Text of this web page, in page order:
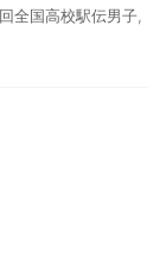
全国高校駅伝男子